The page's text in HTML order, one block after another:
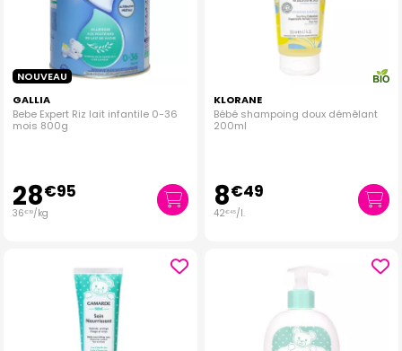
NOUVEAU
GALLIA
Bebe Expert Riz lait infantile 0-36
mois 800g
28€95
36€ 19/kg
KLORANE
Bébé shampoing doux démêlant
200ml
8€49
42€45/l.